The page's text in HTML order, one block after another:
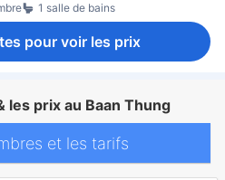
1 salle de bains
pour voir les prix
les prix au Baan Thung
et les tarifs